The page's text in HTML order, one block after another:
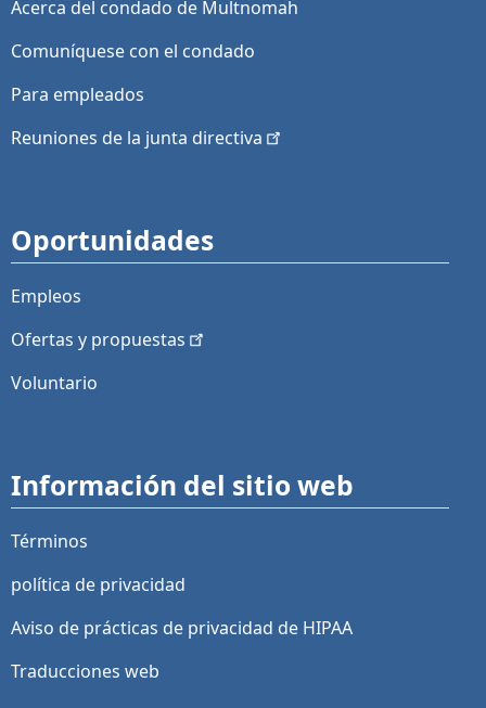
Acerca del condado de Multnomah
Comuníquese con el condado
Para empleados
Reuniones de la junta directiva
Oportunidades
Empleos
Ofertas y propuestas
Voluntario
Información del sitio web
Términos
política de privacidad
Aviso de prácticas de privacidad de HIPAA
Traducciones web